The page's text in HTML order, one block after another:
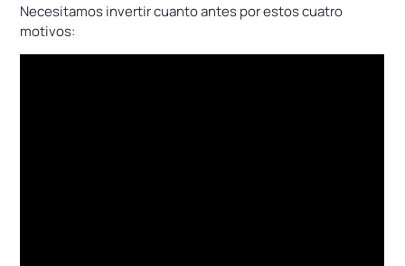
Necesitamos invertir cuanto antes por estos cuatro
motivos: